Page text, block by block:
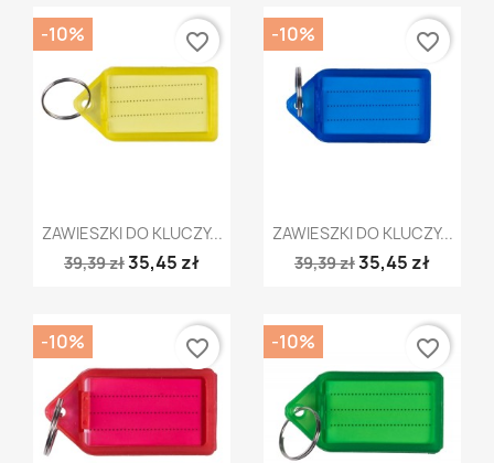
Szybki podgląd
ZAWIESZKI DO KLUCZY...
39,39 zł35,45 zł
-10% favorite_border
Szybki podgląd
ZAWIESZKI DO KLUCZY...
39,39 zł35,45 zł
-10% favorite_border
-10% favorite_border -10% favorite_border